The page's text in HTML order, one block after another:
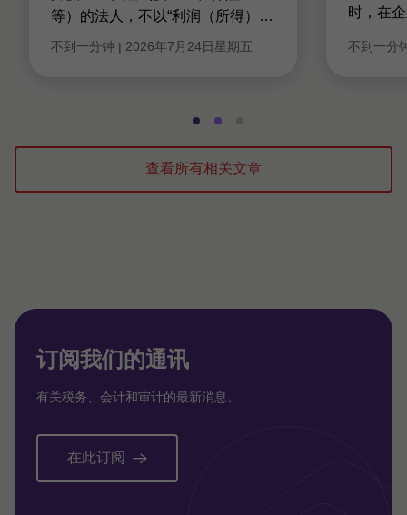
等）的法人，不以“利润（所得）
…
不到一分钟 | 2026年7月24日星期五
时，在
不到一分
转
到
幻
转
到
幻
到
幻
查看所有相关文章
订阅我们的通讯
有关税务、会计和审计的最新消息。
在此订阅